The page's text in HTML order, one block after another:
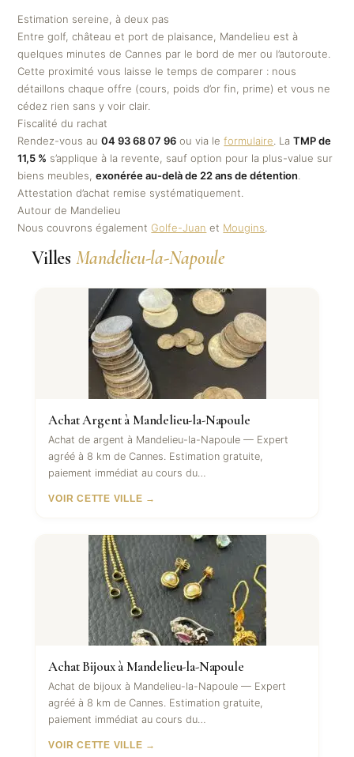
Estimation sereine, à deux pas
Entre golf, château et port de plaisance, Mandelieu est à
quelques minutes de Cannes par le bord de mer ou l’autoroute.
Cette proximité vous laisse le temps de comparer : nous
détaillons chaque offre (cours, poids d’or fin, prime) et vous ne
cédez rien sans y voir clair.
Fiscalité du rachat
Rendez-vous au04 93 68 07 96 ou via leformulaire . LaTMP de
11,5 % s’applique à la revente, sauf option pour la plus-value sur
biens meubles,exonérée au-delà de 22 ans de détention
Attestation d’achat remise systématiquement.
Autour de Mandelieu
Nous couvrons également Golfe-Juan et Mougins
Villes Mandelieu-la-Napoule
Achat Argent à Mandelieu-la-Napoule
Achat de argent à Mandelieu-la-Napoule — Expert
agréé à 8 km de Cannes. Estimation gratuite,
paiement immédiat au cours du…
VOIR CETTE VILLE →
Achat Bijoux à Mandelieu-la-Napoule
Achat de bijoux à Mandelieu-la-Napoule — Expert
agréé à 8 km de Cannes. Estimation gratuite,
paiement immédiat au cours du…
VOIR CETTE VILLE →